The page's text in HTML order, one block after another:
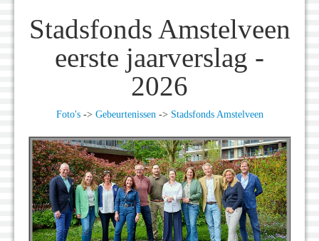
Stadsfonds Amstelveen
eerste jaarverslag -
2026
Foto's-> Gebeurtenissen-> Stadsfonds Amstelveen